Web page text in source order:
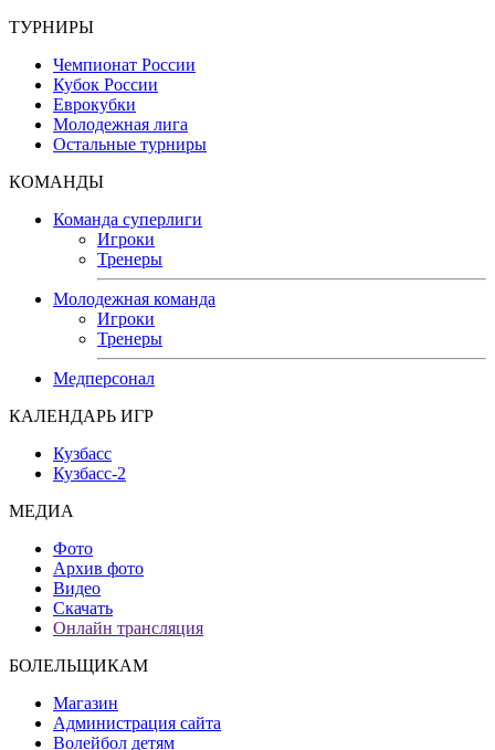
ТУРНИРЫ
Чемпионат России
Кубок России
Еврокубки
Молодежная лига
Остальные турниры
КОМАНДЫ
Команда суперлиги
Игроки
Тренеры
Молодежная команда
Игроки
Тренеры
Медперсонал
КАЛЕНДАРЬ ИГР
Кузбасс
Кузбасс-2
МЕДИА
Фото
Архив фото
Видео
Скачать
Онлайн трансляция
БОЛЕЛЬЩИКАМ
Магазин
Администрация сайта
Волейбол детям